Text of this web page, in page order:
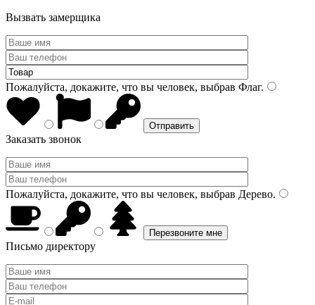
Вызвать замерщика
Пожалуйста, докажите, что вы человек, выбрав Флаг.
Заказать звонок
Пожалуйста, докажите, что вы человек, выбрав Дерево.
Письмо директору